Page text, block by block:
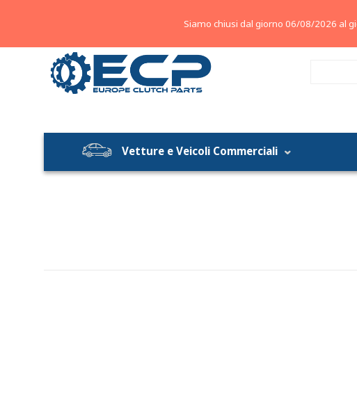
Vetture e Veicoli Commerciali
Siamo chiusi dal giorno 06/08/2026 al